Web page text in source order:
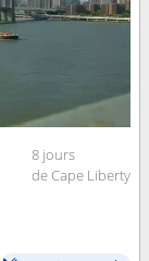
8 jours
de Cape Liberty